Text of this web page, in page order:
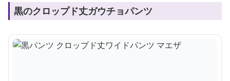
黒のクロップド丈ガウチョパンツ